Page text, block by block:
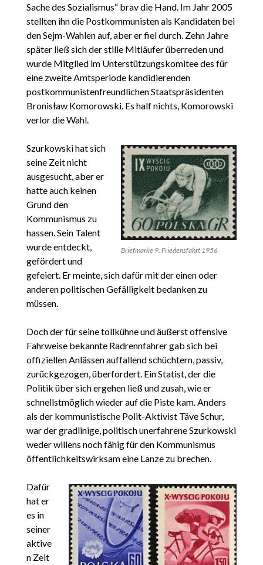
Sache des Sozialismus“ brav die Hand. Im Jahr 2005
stellten ihn die Postkommunisten als Kandidaten bei
den Sejm-Wahlen auf, aber er fiel durch. Zehn Jahre
später ließ sich der stille Mitläufer überreden und
wurde Mitglied im Unterstützungskomitee des für
eine zweite Amtsperiode kandidierenden
postkommunistenfreundlichen Staatspräsidenten
Bronisław Komorowski. Es half nichts, Komorowski
verlor die Wahl.
Briefmarke 9. Friedensfahrt 1956
Szurkowski hat sich
seine Zeit nicht
ausgesucht, aber er
hatte auch keinen
Grund den
Kommunismus zu
hassen. Sein Talent
wurde entdeckt,
gefördert und
gefeiert. Er meinte, sich dafür mit der einen oder
anderen politischen Gefälligkeit bedanken zu
müssen.
Doch der für seine tollkühne und äußerst offensive
Fahrweise bekannte Radrennfahrer gab sich bei
offiziellen Anlässen auffallend schüchtern, passiv,
zurückgezogen, überfordert. Ein Statist, der die
Politik über sich ergehen ließ und zusah, wie er
schnellstmöglich wieder auf die Piste kam. Anders
als der kommunistische Polit-Aktivist Täve Schur,
war der gradlinige, politisch unerfahrene Szurkowski
weder willens noch fähig für den Kommunismus
öffentlichkeitswirksam eine Lanze zu brechen.
Dafür
hat er
es in
seiner
aktive
n Zeit